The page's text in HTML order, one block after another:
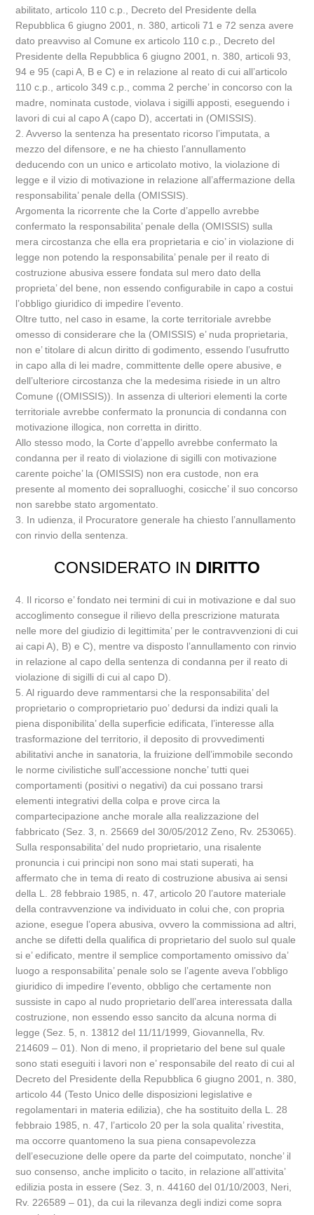
abilitato, articolo 110 c.p., Decreto del Presidente della
Repubblica 6 giugno 2001, n. 380, articoli 71 e 72 senza avere
dato preavviso al Comune ex articolo 110 c.p., Decreto del
Presidente della Repubblica 6 giugno 2001, n. 380, articoli 93,
94 e 95 (capi A, B e C) e in relazione al reato di cui all’articolo
110 c.p., articolo 349 c.p., comma 2 perche’ in concorso con la
madre, nominata custode, violava i sigilli apposti, eseguendo i
lavori di cui al capo A (capo D), accertati in (OMISSIS).
2. Avverso la sentenza ha presentato ricorso l’imputata, a
mezzo del difensore, e ne ha chiesto l’annullamento
deducendo con un unico e articolato motivo, la violazione di
legge e il vizio di motivazione in relazione all’affermazione della
responsabilita’ penale della (OMISSIS).
Argomenta la ricorrente che la Corte d’appello avrebbe
confermato la responsabilita’ penale della (OMISSIS) sulla
mera circostanza che ella era proprietaria e cio’ in violazione di
legge non potendo la responsabilita’ penale per il reato di
costruzione abusiva essere fondata sul mero dato della
proprieta’ del bene, non essendo configurabile in capo a costui
l’obbligo giuridico di impedire l’evento.
Oltre tutto, nel caso in esame, la corte territoriale avrebbe
omesso di considerare che la (OMISSIS) e’ nuda proprietaria,
non e’ titolare di alcun diritto di godimento, essendo l’usufrutto
in capo alla di lei madre, committente delle opere abusive, e
dell’ulteriore circostanza che la medesima risiede in un altro
Comune ((OMISSIS)). In assenza di ulteriori elementi la corte
territoriale avrebbe confermato la pronuncia di condanna con
motivazione illogica, non corretta in diritto.
Allo stesso modo, la Corte d’appello avrebbe confermato la
condanna per il reato di violazione di sigilli con motivazione
carente poiche’ la (OMISSIS) non era custode, non era
presente al momento dei sopralluoghi, cosicche’ il suo concorso
non sarebbe stato argomentato.
3. In udienza, il Procuratore generale ha chiesto l’annullamento
con rinvio della sentenza.
CONSIDERATO IN DIRITTO
4. Il ricorso e’ fondato nei termini di cui in motivazione e dal suo
accoglimento consegue il rilievo della prescrizione maturata
nelle more del giudizio di legittimita’ per le contravvenzioni di cui
ai capi A), B) e C), mentre va disposto l’annullamento con rinvio
in relazione al capo della sentenza di condanna per il reato di
violazione di sigilli di cui al capo D).
5. Al riguardo deve rammentarsi che la responsabilita’ del
proprietario o comproprietario puo’ dedursi da indizi quali la
piena disponibilita’ della superficie edificata, l’interesse alla
trasformazione del territorio, il deposito di provvedimenti
abilitativi anche in sanatoria, la fruizione dell’immobile secondo
le norme civilistiche sull’accessione nonche’ tutti quei
comportamenti (positivi o negativi) da cui possano trarsi
elementi integrativi della colpa e prove circa la
compartecipazione anche morale alla realizzazione del
fabbricato (Sez. 3, n. 25669 del 30/05/2012 Zeno, Rv. 253065).
Sulla responsabilita’ del nudo proprietario, una risalente
pronuncia i cui principi non sono mai stati superati, ha
affermato che in tema di reato di costruzione abusiva ai sensi
della L. 28 febbraio 1985, n. 47, articolo 20 l’autore materiale
della contravvenzione va individuato in colui che, con propria
azione, esegue l’opera abusiva, ovvero la commissiona ad altri,
anche se difetti della qualifica di proprietario del suolo sul quale
si e’ edificato, mentre il semplice comportamento omissivo da’
luogo a responsabilita’ penale solo se l’agente aveva l’obbligo
giuridico di impedire l’evento, obbligo che certamente non
sussiste in capo al nudo proprietario dell’area interessata dalla
costruzione, non essendo esso sancito da alcuna norma di
legge (Sez. 5, n. 13812 del 11/11/1999, Giovannella, Rv.
214609 – 01). Non di meno, il proprietario del bene sul quale
sono stati eseguiti i lavori non e’ responsabile del reato di cui al
Decreto del Presidente della Repubblica 6 giugno 2001, n. 380,
articolo 44 (Testo Unico delle disposizioni legislative e
regolamentari in materia edilizia), che ha sostituito della L. 28
febbraio 1985, n. 47, l’articolo 20 per la sola qualita’ rivestita,
ma occorre quantomeno la sua piena consapevolezza
dell’esecuzione delle opere da parte del coimputato, nonche’ il
suo consenso, anche implicito o tacito, in relazione all’attivita’
edilizia posta in essere (Sez. 3, n. 44160 del 01/10/2003, Neri,
Rv. 226589 – 01), da cui la rilevanza degli indizi come sopra